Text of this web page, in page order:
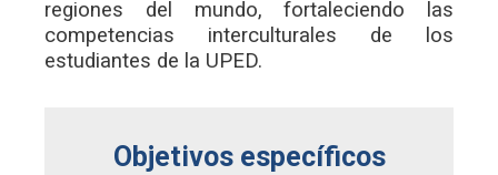
regiones del mundo, fortaleciendo las
competencias interculturales de los
estudiantes de la UPED.
Objetivos específicos